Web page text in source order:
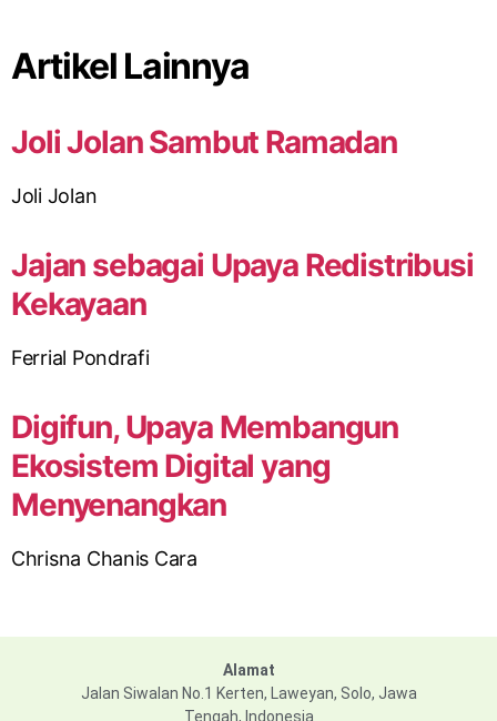
Artikel Lainnya
Joli Jolan Sambut Ramadan
Joli Jolan
Jajan sebagai Upaya Redistribusi
Kekayaan
Ferrial Pondrafi
Digifun, Upaya Membangun
Ekosistem Digital yang
Menyenangkan
Chrisna Chanis Cara
Alamat
Jalan Siwalan No.1 Kerten, Laweyan, Solo, Jawa
Tengah, Indonesia